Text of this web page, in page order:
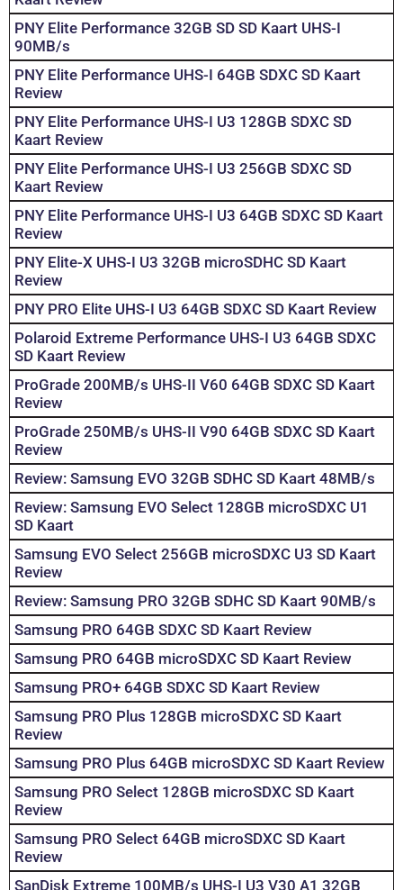
PNY Elite Performance 32GB SD SD Kaart UHS-I
90MB/s
PNY Elite Performance UHS-I 64GB SDXC SD Kaart
Review
PNY Elite Performance UHS-I U3 128GB SDXC SD
Kaart Review
PNY Elite Performance UHS-I U3 256GB SDXC SD
Kaart Review
PNY Elite Performance UHS-I U3 64GB SDXC SD Kaart
Review
PNY Elite-X UHS-I U3 32GB microSDHC SD Kaart
Review
PNY PRO Elite UHS-I U3 64GB SDXC SD Kaart Review
Polaroid Extreme Performance UHS-I U3 64GB SDXC
SD Kaart Review
ProGrade 200MB/s UHS-II V60 64GB SDXC SD Kaart
Review
ProGrade 250MB/s UHS-II V90 64GB SDXC SD Kaart
Review
Review: Samsung EVO 32GB SDHC SD Kaart 48MB/s
Review: Samsung EVO Select 128GB microSDXC U1
SD Kaart
Samsung EVO Select 256GB microSDXC U3 SD Kaart
Review
Review: Samsung PRO 32GB SDHC SD Kaart 90MB/s
Samsung PRO 64GB SDXC SD Kaart Review
Samsung PRO 64GB microSDXC SD Kaart Review
Samsung PRO+ 64GB SDXC SD Kaart Review
Samsung PRO Plus 128GB microSDXC SD Kaart
Review
Samsung PRO Plus 64GB microSDXC SD Kaart Review
Samsung PRO Select 128GB microSDXC SD Kaart
Review
Samsung PRO Select 64GB microSDXC SD Kaart
Review
SanDisk Extreme 100MB/s UHS-I U3 V30 A1 32GB